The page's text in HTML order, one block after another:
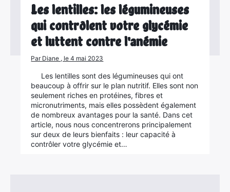
Les lentilles: les légumineuses
qui contrôlent votre glycémie
et luttent contre l'anémie
Par Diane , le 4 mai 2023
Les lentilles sont des légumineuses qui ont
beaucoup à offrir sur le plan nutritif. Elles sont non
seulement riches en protéines, fibres et
micronutriments, mais elles possèdent également
de nombreux avantages pour la santé. Dans cet
article, nous nous concentrerons principalement
sur deux de leurs bienfaits : leur capacité à
contrôler votre glycémie et…